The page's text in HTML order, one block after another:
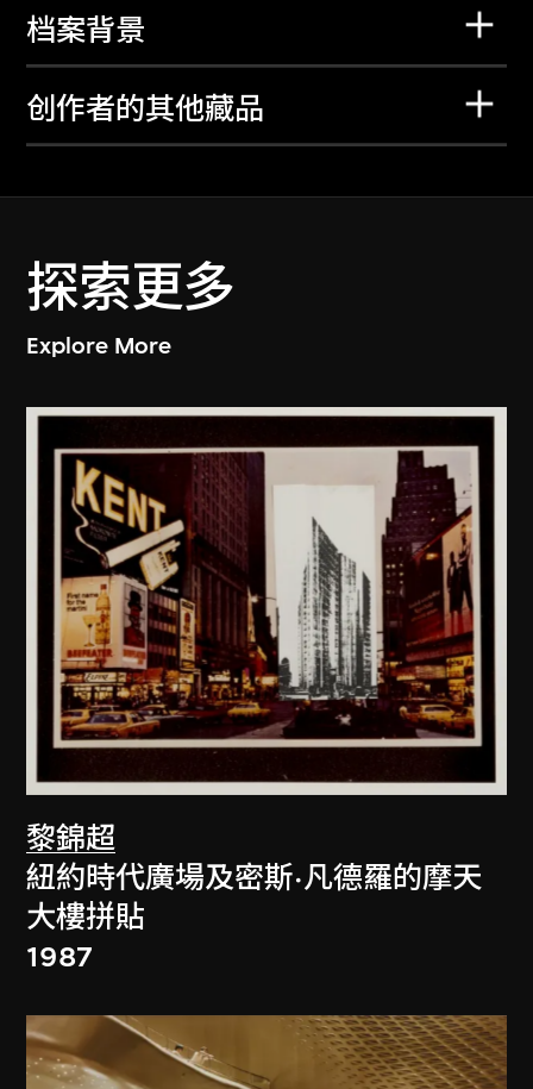
档案背景
创作者的其他藏品
探索更多
Explore More
黎錦超
紐約時代廣場及密斯·凡德羅的摩天
大樓拼貼
1987